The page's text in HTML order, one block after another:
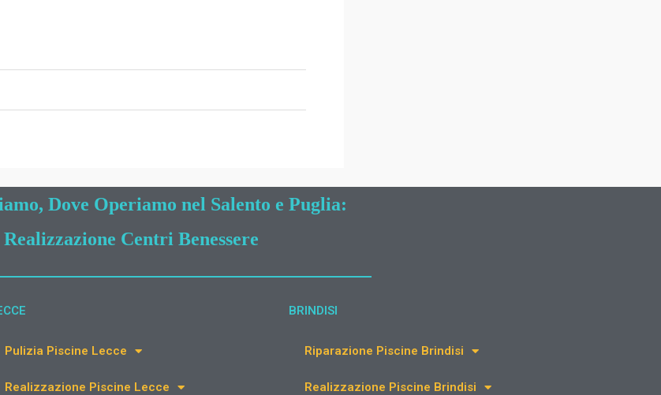
Dove Operiamo nel Salento e Puglia:
Realizzazione Centri Benessere
Pulizia Piscine Lecce
Realizzazione Piscine Lecce
BRINDISI
Riparazione Piscine Brindisi
Realizzazione Piscine Brindisi